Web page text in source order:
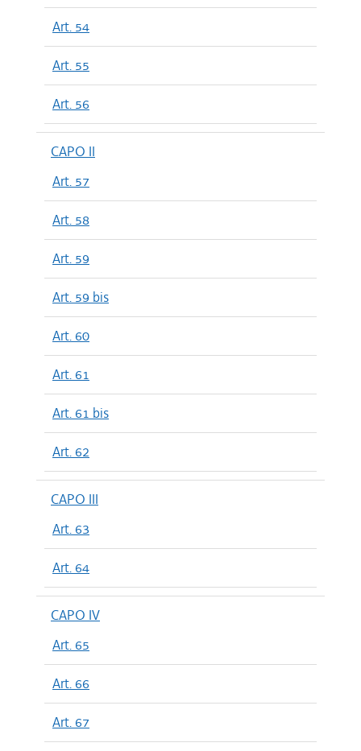
Art. 54
Art. 55
Art. 56
CAPO II
Art. 57
Art. 58
Art. 59
Art. 59 bis
Art. 60
Art. 61
Art. 61 bis
Art. 62
CAPO III
Art. 63
Art. 64
CAPO IV
Art. 65
Art. 66
Art. 67